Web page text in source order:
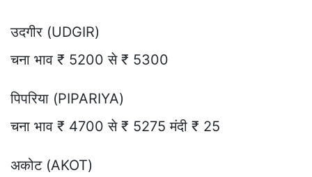
उदगीर (UDGIR)
चना भाव ₹ 5200 से ₹ 5300
पिपरिया (PIPARIYA)
चना भाव ₹ 4700 से ₹ 5275 मंदी ₹ 25
अकोट (AKOT)